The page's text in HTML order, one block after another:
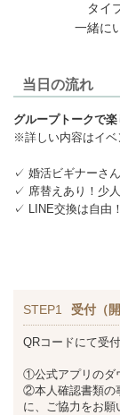
タイ
一緒に
当日の流れ
グループトークで楽
※詳しい内容はイベ
✓ 婚活ビギナーさ
✓ 席替えあり！少
✓ LINE交換は自由
STEP1 受付（
QRコードにて受
①公式アプリのダ
②本人確認書類の
に、ご協力をお願